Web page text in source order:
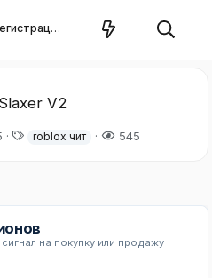
Регистрация
V2
Тroblox чит 545
на покупку или продажу